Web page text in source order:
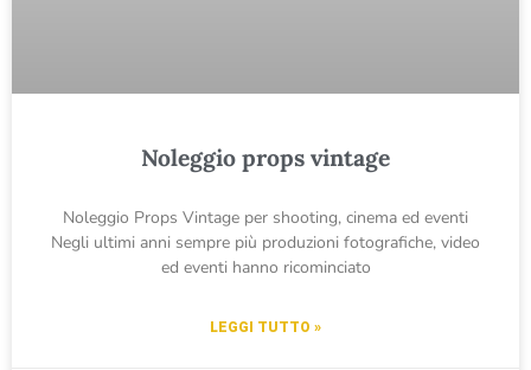
Noleggio props vintage
Noleggio Props Vintage per shooting, cinema ed eventi
Negli ultimi anni sempre più produzioni fotografiche, video
ed eventi hanno ricominciato
LEGGI TUTTO »